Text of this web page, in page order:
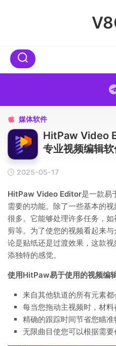
 媒体软件
HitPaw Video
专业视频编辑
2025-05-17
HitPaw Video Editor是一款易
需要的功能。除了一些基本的
很多。它能够处理许多任务，
剪等。为了使您的视频看起来
论是贴纸还是过渡效果，这款
添独特的感觉。
使用HitPaw易于使用的视频编
来自其他轨道的所有元素都
每当您拖动主视频时，材料
精确的跟踪时间节省您瞄准
无限曲目使您可以根据需要